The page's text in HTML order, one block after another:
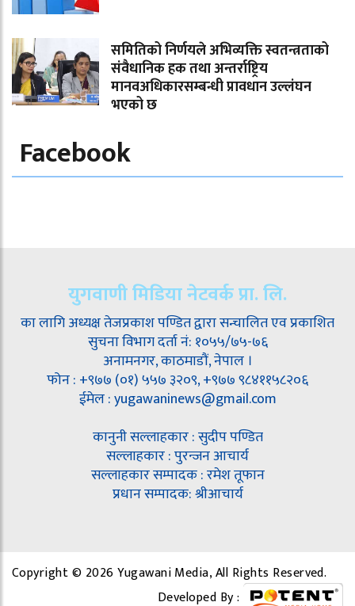
समितिको निर्णयले अभिव्यक्ति स्वतन्त्रताको
संवैधानिक हक तथा अन्तर्राष्ट्रिय
मानवअधिकारसम्बन्धी प्रावधान उल्लंघन
भएको छ
Facebook
युगवाणी मिडिया नेटवर्क प्रा. लि.
का लागि अध्यक्ष तेजप्रकाश पण्डित द्वारा सन्चालित एव प्रकाशित
सुचना विभाग दर्ता नं: १०५५/७५-७६
अनामनगर, काठमाडौं, नेपाल ।
फोन : +९७७ (०१) ५५७ ३२०९, +९७७ ९८४११५८२०६
ईमेल : yugawaninews@gmail.com
कानुनी सल्लाहकार : सुदीप पण्डित
सल्लाहकार : पुरन्जन आचार्य
सल्लाहकार सम्पादक : रमेश तूफान
प्रधान सम्पादक: श्रीआचार्य
Copyright © 2026 Yugawani Media, All Rights Reserved.
Developed By :